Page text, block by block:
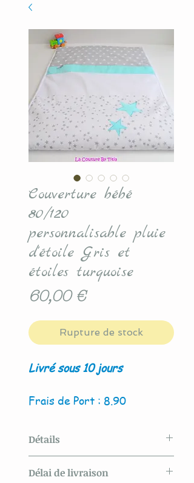
Couverture bébé
80/120
personnalisable pluie
d'étoile Gris et
étoiles turquoise
60,00 €Prix
Rupture de stock
Livré sous 10 jours
Frais de Port : 8.90
Détails
Couture By Titia
Délai de livraison